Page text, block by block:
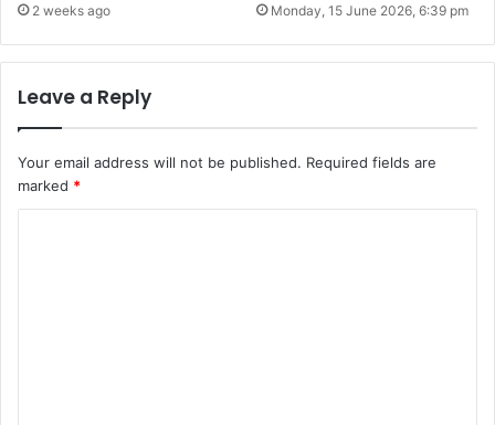
2 weeks ago Monday, 15 June 2026, 6:39 pm
Leave a Reply
Your email address will not be published. Required fields are
marked *